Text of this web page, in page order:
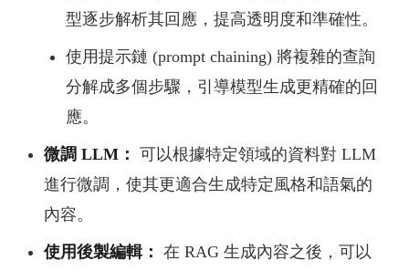
型逐步解析其回應，提高透明度和準確性。
使用提示鏈 (prompt chaining) 將複雜的查詢
分解成多個步驟，引導模型生成更精確的回
應。
微調 LLM： 可以根據特定領域的資料對 LLM
進行微調，使其更適合生成特定風格和語氣的
內容。
使用後製編輯： 在 RAG 生成內容之後，可以